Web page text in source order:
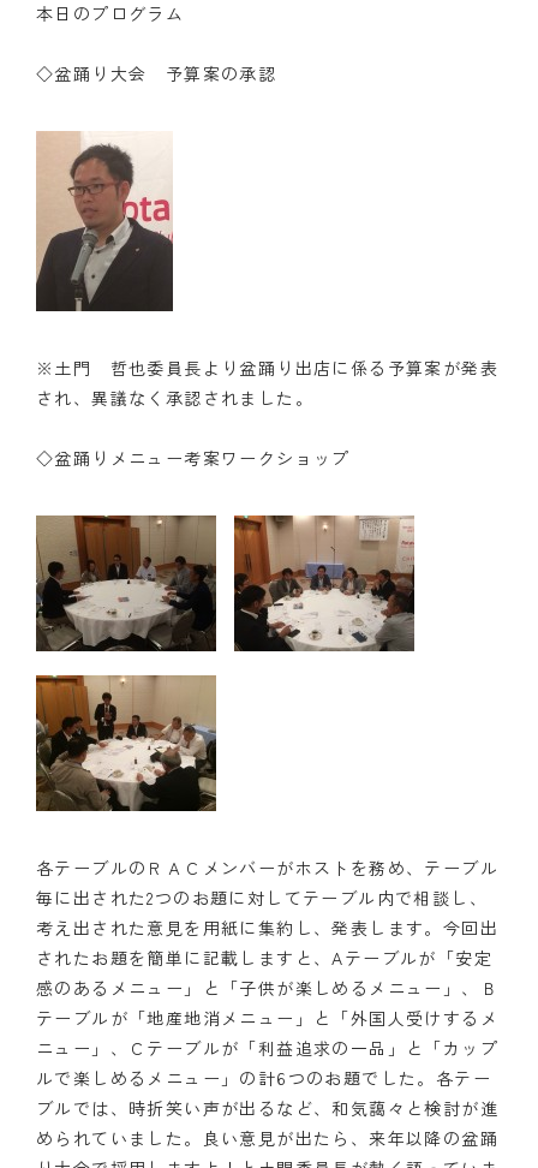
本日のプログラム
◇盆踊り大会 予算案の承認
※土門 哲也委員長より盆踊り出店に係る予算案が発表
され、異議なく承認されました。
◇盆踊りメニュー考案ワークショップ
各テーブルのＲＡＣメンバーがホストを務め、テーブル
毎に出された2つのお題に対してテーブル内で相談し、
考え出された意見を用紙に集約し、発表します。今回出
されたお題を簡単に記載しますと、Aテーブルが「安定
感のあるメニュー」と「子供が楽しめるメニュー」、Ｂ
テーブルが「地産地消メニュー」と「外国人受けするメ
ニュー」、Ｃテーブルが「利益追求の一品」と「カップ
ルで楽しめるメニュー」の計6つのお題でした。各テー
ブルでは、時折笑い声が出るなど、和気藹々と検討が進
められていました。良い意見が出たら、来年以降の盆踊